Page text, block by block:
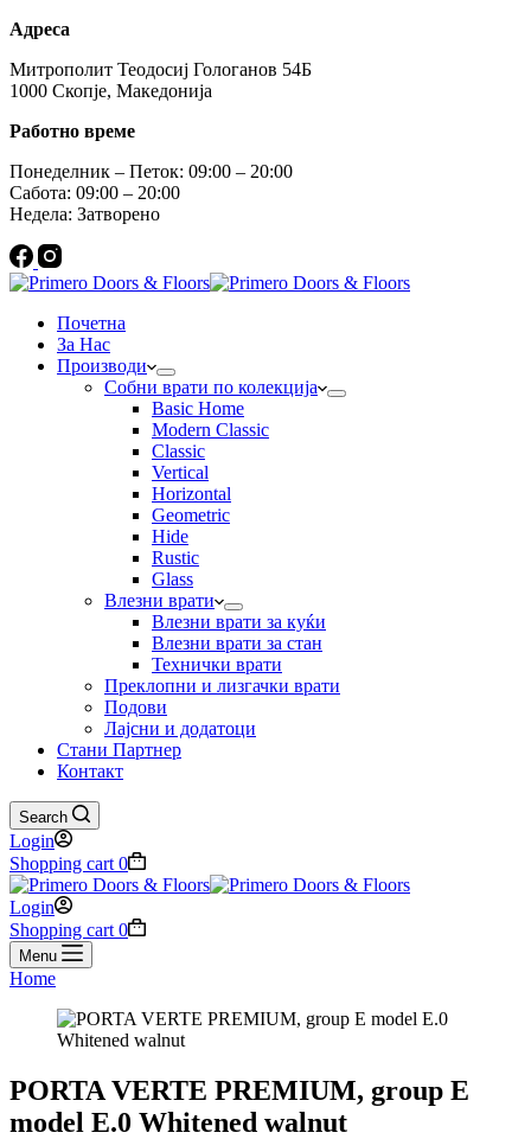
Адреса
Митрополит Теодосиј Гологанов 54Б
1000 Скопје, Македонија
Работно време
Понеделник – Петок: 09:00 – 20:00
Сабота: 09:00 – 20:00
Недела: Затворено
Почетна
За Нас
Производи
Собни врати по колекција
Basic Home
Modern Classic
Classic
Vertical
Horizontal
Geometric
Hide
Rustic
Glass
Влезни врати
Влезни врати за куќи
Влезни врати за стан
Технички врати
Преклопни и лизгачки врати
Подови
Лајсни и додатоци
Стани Партнер
Контакт
Search
Login
Shopping cart 0
Login
Shopping cart 0
Menu
Home
PORTA VERTE PREMIUM, group E
model E.0 Whitened walnut